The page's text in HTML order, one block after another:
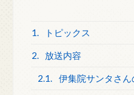
1. トピックス
2. 放送内容
2.1. 伊集院サンタさ